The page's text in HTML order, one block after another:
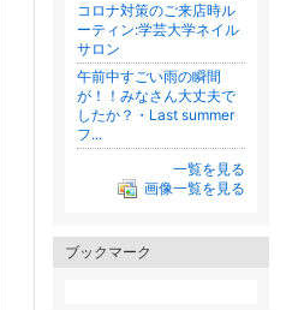
コロナ対策のご来店時ル
ーティン:学芸大学ネイル
サロン
午前中すごい雨の瞬間
が！！みなさん大丈夫で
したか？️・Last summer
フ...
一覧を見る
画像一覧を見る
ブックマーク